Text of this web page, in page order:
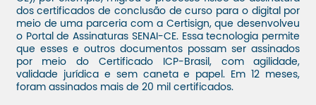
dos certificados de conclusão de curso para o digital por
meio de uma parceria com a Certisign, que desenvolveu
o Portal de Assinaturas SENAI-CE. Essa tecnologia permite
que esses e outros documentos possam ser assinados
por meio do Certificado ICP-Brasil, com agilidade,
validade jurídica e sem caneta e papel. Em 12 meses,
foram assinados mais de 20 mil certificados.